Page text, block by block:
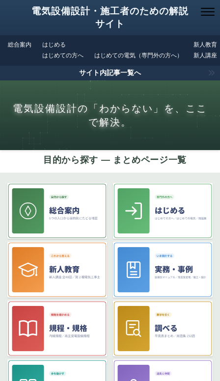
電気設備設計・施工者のための解説
サイト
総合案内
はじめる
はじめての方へ
はじめての電気（専門外の方へ）
新人教育
新人講座
サイト内記事一覧へ
電気設備設計の「わからない」を、ここ
で解決。